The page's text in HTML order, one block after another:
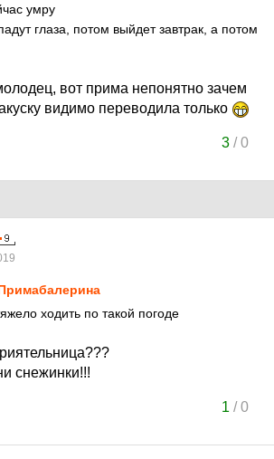
умру
глаза, потом выйдет завтрак, а потом
вот прима непонятно зачем
видимо переводила только
3/0
ходить по такой погоде
снежинки!!!
1 /0